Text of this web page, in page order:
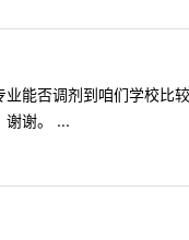
能否调剂到咱们学校比
谢谢。 ...